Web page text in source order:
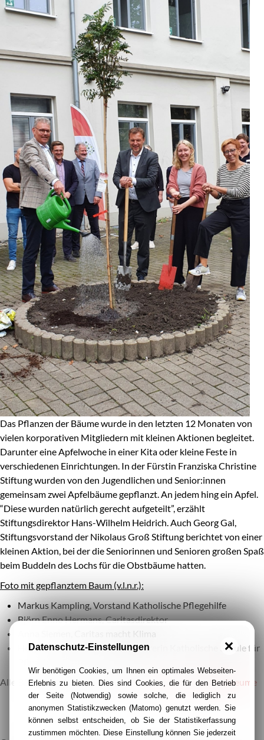
Das Pflanzen der Bäume wurde in den letzten 12 Monaten von
vielen korporativen Mitgliedern mit kleinen Aktionen begleitet.
Darunter eine Apfelwoche in einer Kita oder kleine Feste in
verschiedenen Einrichtungen. In der Fürstin Franziska Christine
Stiftung wurden von den Jugendlichen und Senior:innen
gemeinsam zwei Apfelbäume gepflanzt. An jedem hing ein Apfel.
“Diese wurden natürlich gerecht aufgeteilt”, erzählt
Stiftungsdirektor Hans-Wilhelm Heidrich. Auch Georg Gal,
Stiftungsvorstand der Nikolaus Groß Stiftung berichtet von einer
kleinen Aktion, bei der die Seniorinnen und Senioren großen Spaß
beim Buddeln des Lochs für die Obstbäume hatten.
Foto mit gepflanztem Baum (v.l.n.r.):
Markus Kampling, Vorstand Katholische Pflegehilfe
Björn Enno Hermans, Caritasdirektor
Anna Siemen, Caritas macht Klima
Helga Nottebohm, Geschäftsführerin Katholische Schule für
Alle Bäume und Standorte unter: www.caritas-e.de/125Baeume
Datenschutz-Einstellungen
Wir benötigen Cookies, um Ihnen ein optimales Webseiten-
Erlebnis zu bieten. Dies sind Cookies, die für den Betrieb
der Seite (Notwendig) sowie solche, die lediglich zu
anonymen Statistikzwecken (Matomo) genutzt werden. Sie
können selbst entscheiden, ob Sie der Statistikerfassung
zustimmen möchten. Diese Einstellung können Sie jederzeit